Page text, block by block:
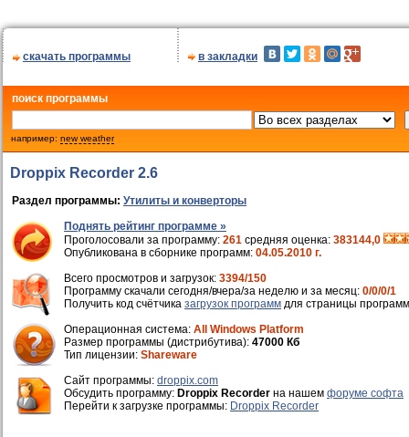
скачать программы в закладки
поиск программы
например: new weather
Droppix Recorder 2.6
Раздел программы: Утилиты и конверторы
Поднять рейтинг программе »
Проголосовали за программу: 261 средняя оценка: 383144,0
Опубликована в сборнике программ: 04.05.2010 г.
Всего просмотров и загрузок: 3394/150
Программу скачали сегодня/вчера/за неделю и за месяц: 0/0/0/1
Получить код счётчика загрузок программ для страницы
Операционная система: All Windows Platform
Размер программы (дистрибутива): 47000 Кб
Тип лицензии: Shareware
Cайт программы: droppix.com
Обсудить программу: Droppix Recorder на нашем форуме софта
Перейти к загрузке программы: Droppix Recorder